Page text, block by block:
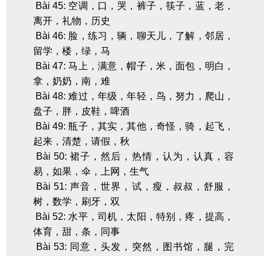
Bài 45: 空调，口，哭，裤子，筷子，蓝，老，
离开，礼物，历史
Bài 46: 脸，练习，辆，聊天儿，了解，邻居，
留学，楼，绿，马
Bài 47: 马上，满意，帽子，米，面包，明白，
拿，奶奶，南，难
Bài 48: 难过，年级，年轻，鸟，努力，爬山，
盘子，胖，皮鞋，啤酒
Bài 49: 瓶子，其实，其他，奇怪，骑，起飞，
起来，清楚，请假，秋
Bài 50: 裙子，然后，热情，认为，认真，容
易，如果，伞，上网，生气
Bài 51: 声音，世界，试，瘦，叔叔，舒服，
树，数学，刷牙，双
Bài 52: 水平，司机，太阳，特别，疼，提高，
体育，甜，条，同事
Bài 53: 同意，头发，突然，图书馆，腿，完